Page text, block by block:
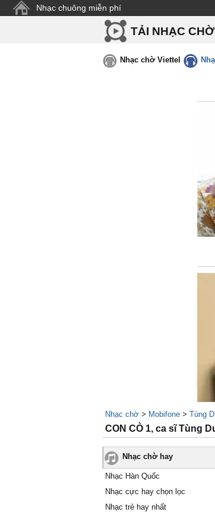
Nhạc chuông miễn phí
TẢI NHẠC CHỜ
Nhạc chờ Viettel
Nhạc chờ > Mobifone > Tùng
CON CÒ 1, ca sĩ Tùng
Nhạc chờ hay
Nhạc Hàn Quốc
Nhạc cực hay chọn lọc
Nhạc trẻ hay nhất